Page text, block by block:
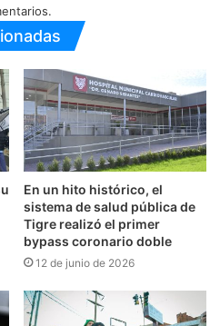
En un hito histórico, el
sistema de salud pública de
Tigre realizó el primer
bypass coronario doble
12 de junio de 2026